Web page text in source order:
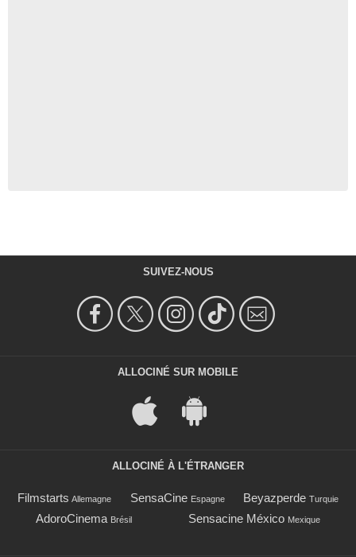
SUIVEZ-NOUS
ALLOCINÉ SUR MOBILE
ALLOCINÉ À L'ÉTRANGER
Filmstarts Allemagne SensaCine Espagne Beyazperde Turquie
AdoroCinema Brésil Sensacine México Mexique